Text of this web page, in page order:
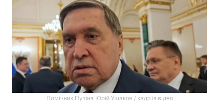
Помічник Путіна Юрій Ушаков / кадр із відео